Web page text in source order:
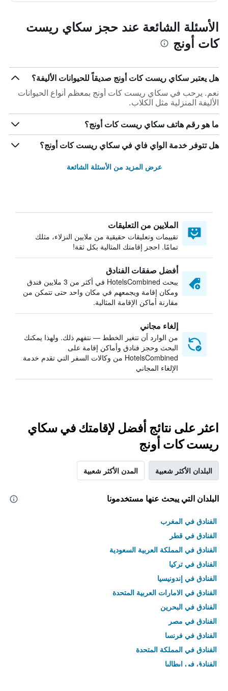
الأسئلة الشائعة عند حجز سكاي ريست
كات أونج
هل يعتبر سكاي ريست كات أونج صديقاً للحيوانات الأليفة؟
نعم. يرحب في سكاي ريست كات أونج بمعظم أنواع الحيوانات
الأليفة المنزلية مثل الكلاب.
ما هو رقم هاتف سكاي ريست كات أونج؟
هل تتوفر خدمة الواي فاي في سكاي ريست كات أونج؟
عرض المزيد من الأسئلة الشائعة
الملايين من التعليقات
تقييمات وتعليقات حقيقية من ملايين النزلاء، مثلك
تمامًا. احجز إقامتك المثالية بكل ثقة!
أفضل صفقات الفنادق
يبحث HotelsCombined في أكثر من 3 ملايين فندق
ومكان إقامة ويجمعهم في مكان واحد حتى تتمكن من
مقارنة أماكن الإقامة المثالية.
إلغاء مجاني
من الوارد أن تتغير الخطط — نتفهم ذلك. ولهذا يمكنك
البحث وحجز فنادق وأماكن إقامة على
HotelsCombined من وكالات السفر التي تقدم خدمة
الإلغاء المجاني
اعثر على نتائج أفضل لإقامتك في سكاي
ريست كات أونج
البلدان الأكثر شعبية المدن الأكثر شعبية
البلدان التي يبحث عنها مستخدمونا
الفنادق في المغرب
الفنادق في قطر
الفنادق في المملكة العربية السعودية
الفنادق في تركيا
الفنادق في إندونيسيا
الفنادق في الامارات العربية المتحدة
الفنادق في البحرين
الفنادق في مصر
الفنادق في فرنسا
الفنادق في المملكة المتحدة
الفنادق في إيطاليا